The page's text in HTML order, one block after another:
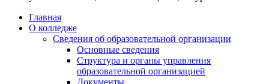
Главная
О колледже
Сведения об образовательной организации
Основные сведения
Структура и органы управления
образовательной организацией
Документы